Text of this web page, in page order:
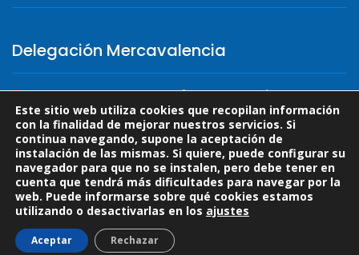
Delegación Mercavalencia
Carretera Fuente en Corts nº 231, Nave Multiservicios III,
Módulo 40, 46013 Valencia.
Teléfono:+34 696 46 79 19
Diseño web ebweb.es
Aviso Legal|Política de Privacidad
Este sitio web utiliza cookies que recopilan información
con la finalidad de mejorar nuestros servicios. Si
continua navegando, supone la aceptación de
instalación de las mismas. Si quiere, puede configurar su
navegador para que no se instalen, pero debe tener en
cuenta que tendrá más dificultades para navegar por la
web. Puede informarse sobre qué cookies estamos
utilizando o desactivarlas en los ajustes
Aceptar Rechazar